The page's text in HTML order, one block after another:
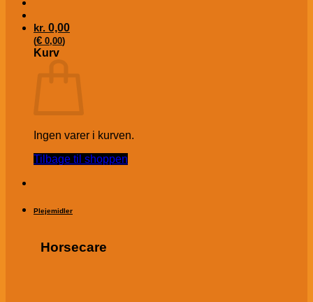
kr. 0,00
(€ 0,00)
Kurv
Ingen varer i kurven.
Tilbage til shoppen
Plejemidler
Horsecare